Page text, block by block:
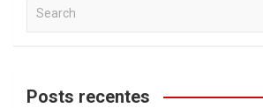
a
c
Posts recentes